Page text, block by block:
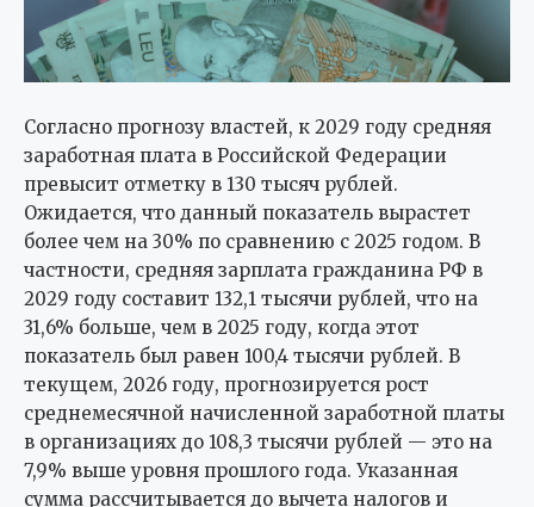
Согласно прогнозу властей, к 2029 году средняя
заработная плата в Российской Федерации
превысит отметку в 130 тысяч рублей.
Ожидается, что данный показатель вырастет
более чем на 30% по сравнению с 2025 годом. В
частности, средняя зарплата гражданина РФ в
2029 году составит 132,1 тысячи рублей, что на
31,6% больше, чем в 2025 году, когда этот
показатель был равен 100,4 тысячи рублей. В
текущем, 2026 году, прогнозируется рост
среднемесячной начисленной заработной платы
в организациях до 108,3 тысячи рублей — это на
7,9% выше уровня прошлого года. Указанная
сумма рассчитывается до вычета налогов и